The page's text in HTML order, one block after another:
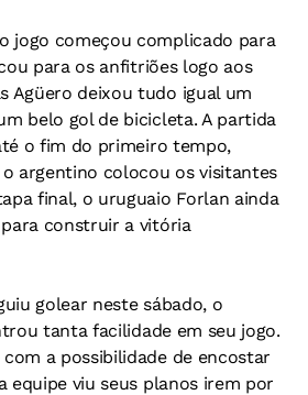
jogo começou complicado para
para os anfitriões logo aos
Agüero deixou tudo igual um
belo gol de bicicleta. A partida
o fim do primeiro tempo,
argentino colocou os visitantes
final, o uruguaio Forlan ainda
construir a vitória
golear neste sábado, o
tanta facilidade em seu jogo.
a possibilidade de encostar
equipe viu seus planos irem por